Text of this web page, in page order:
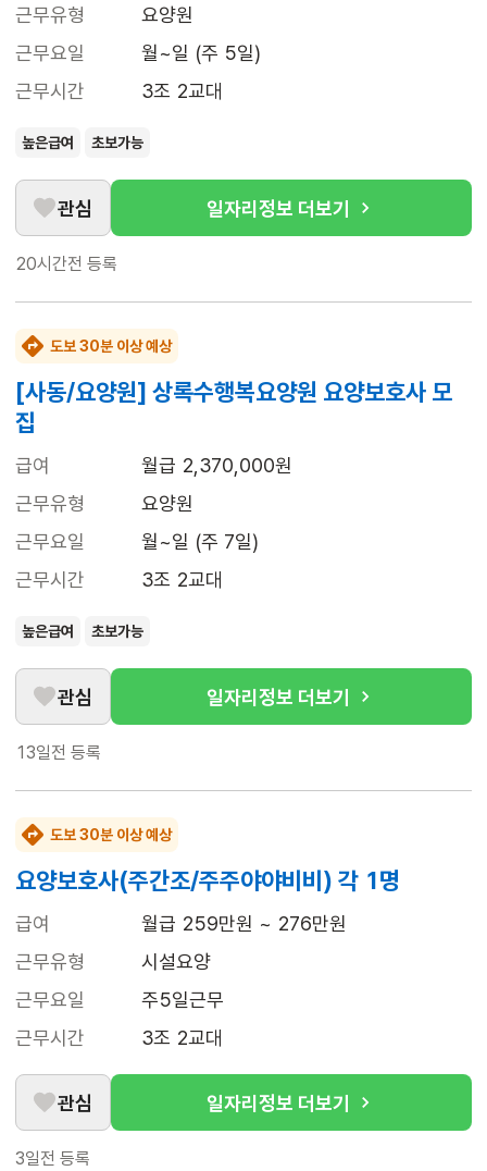
근무유형
요양원
근무요일
월~일 (주 5일)
근무시간
3조 2교대
높은급여 초보가능
관심 일자리정보 더보기
20시간전 등록
도보 30분 이상 예상
[사동/요양원] 상록수행복요양원 요양보호사 모
집
급여
월급 2,370,000원
근무유형
요양원
근무요일
월~일 (주 7일)
근무시간
3조 2교대
높은급여 초보가능
관심 일자리정보 더보기
13일전 등록
도보 30분 이상 예상
요양보호사(주간조/주주야야비비) 각 1명
급여
월급 259만원 ~ 276만원
근무유형
시설요양
근무요일
주5일근무
근무시간
3조 2교대
관심 일자리정보 더보기
3일전 등록